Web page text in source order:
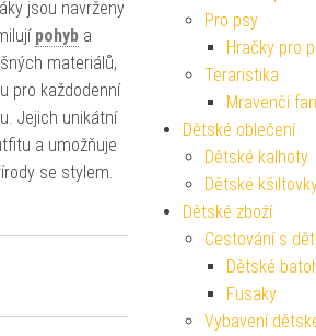
jsou navrženy
pohyba
materiálů,
pro každodenní
Jejich unikátní
a umožňuje
se stylem.
Pro psy
Hračky pro
Teraristika
Mravenčí
Dětské oblečení
Dětské kalhoty
Dětské
Dětské zboží
Cestování s
Dětské
Fusaky
Vybavení